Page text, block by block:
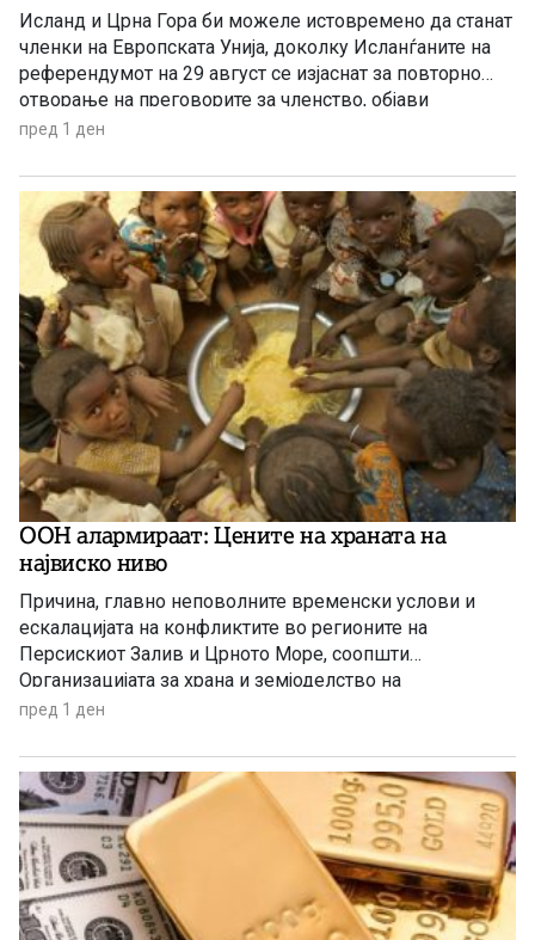
Исланд и Црна Гора би можеле истовремено да станат
членки на Европската Унија, доколку Исланѓаните на
референдумот на 29 август се изјаснат за повторно
отворање на преговорите за членство, објави
„Политико“, повикувајќи се на европски претставници
пред 1 ден
ООН алармираат: Цените на храната на
највиско ниво
Причина, главно неповолните временски услови и
ескалацијата на конфликтите во регионите на
Персискиот Залив и Црното Море, соопшти
Организацијата за храна и земјоделство на
Обединетите нации (ФАО).
пред 1 ден